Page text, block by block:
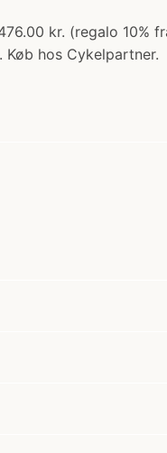
kr. (regalo 10%
hos Cykelpartner.